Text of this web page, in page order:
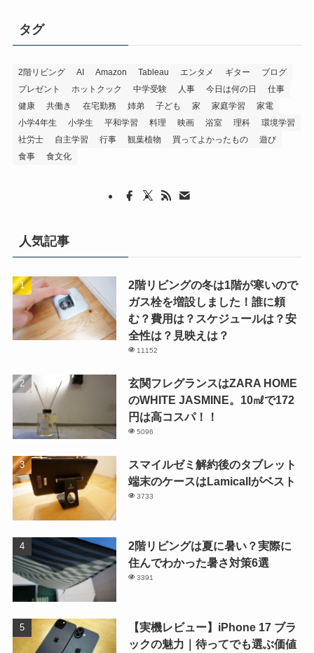
タグ
2階リビング AI Amazon Tableau エンタメ ギター
ブログ
プレゼント
ホットクック 中学受験 人事 今日は何の日
仕事
健康
共働き 在宅勤務 姉弟 子ども 家 家庭学習
家電
小学4年生
小学生 平和学習 料理 映画 浴室 理科
環境学習
社労士
自主学習 行事 観葉植物 買ってよかったもの
遊び
食事
食文化
人気記事
2階リビングの冬は1階が寒いので
ガス栓を増設しました！誰に頼
む？費用は？スケジュールは？安
全性は？見映えは？
11152
玄関フレグランスはZARA HOME
のWHITE JASMINE。10㎖で172
円は高コスパ！！
5096
スマイルゼミ解約後のタブレット
端末のケースはLamicallがベスト
3733
2階リビングは夏に暑い？実際に
住んでわかった暑さ対策6選
3391
【実機レビュー】iPhone 17 ブラ
ックの魅力｜待ってでも選ぶ価値